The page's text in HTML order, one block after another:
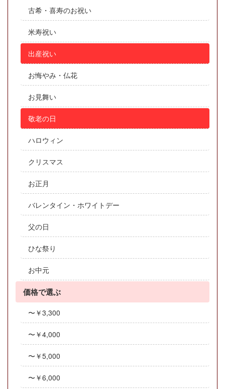
古希・喜寿のお祝い
米寿祝い
出産祝い
お悔やみ・仏花
お見舞い
敬老の日
ハロウィン
クリスマス
お正月
バレンタイン・ホワイトデー
父の日
ひな祭り
お中元
価格で選ぶ
〜￥3,300
〜￥4,000
〜￥5,000
〜￥6,000